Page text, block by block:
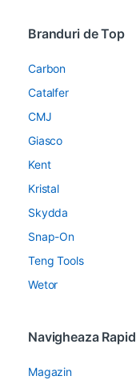
Branduri de Top
Carbon
Catalfer
CMJ
Giasco
Kent
Kristal
Skydda
Snap-On
Teng Tools
Wetor
Navigheaza Rapid
Magazin